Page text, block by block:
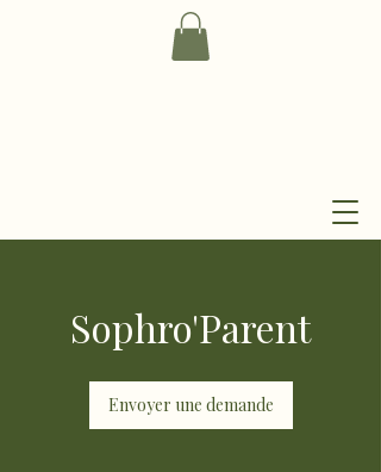
Sophro'Parent
Envoyer une demande